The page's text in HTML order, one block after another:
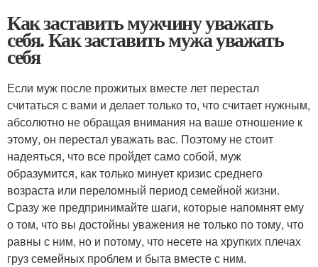
Как заставить мужчину уважать
себя. Как заставить мужа уважать
себя
Если муж после прожитых вместе лет перестал
считаться с вами и делает только то, что считает нужным,
абсолютно не обращая внимания на ваше отношение к
этому, он перестал уважать вас. Поэтому не стоит
надеяться, что все пройдет само собой, муж
образумится, как только минует кризис среднего
возраста или переломный период семейной жизни.
Сразу же предпринимайте шаги, которые напомнят ему
о том, что вы достойны уважения не только по тому, что
равны с ним, но и потому, что несете на хрупких плечах
груз семейных проблем и быта вместе с ним.